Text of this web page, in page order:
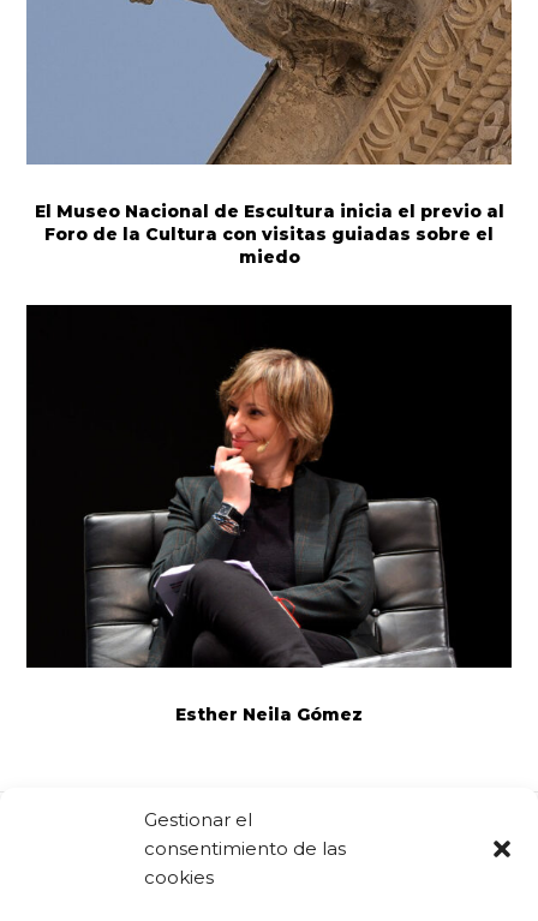
Gestionar el
consentimiento de las
cookies
El Museo Nacional de Escultura inicia el previo al
Foro de la Cultura con visitas guiadas sobre el
miedo
Esther Neila Gómez
Comparte: Facebook Twitter